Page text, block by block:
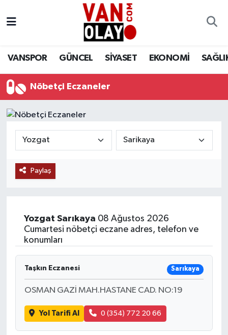
VANSPOR GÜNCEL SİYASET EKONOMİ
Nöbetçi Eczaneler
Paylaş
Yozgat Sarıkaya 08 Ağustos 2026
Cumartesi nöbetçi eczane adres, telefon ve
konumları
Taşkın Eczanesi Sarıkaya
OSMAN GAZİ MAH.HASTANE CAD. NO:19
Yol Tarifi Al 0 (354) 772 20 66
Siyaset
Ekonomi
Sağlık
Eğitim
Dünya
RESMİ İLANLAR
Van Nöbetçi Eczaneler
Van Namaz Vakitleri
Van Trafik Yoğunluk Haritası
Süper Lig Puan Durumu ve Fikstür
Tüm Manşetler
Haber Arşivi